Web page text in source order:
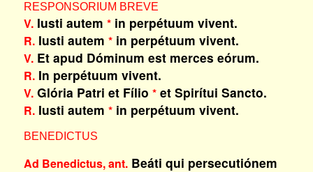
RESPONSORIUM BREVE
V.Iusti autem *in perpétuum vivent.
R.Iusti autem *in perpétuum vivent.
V.Et apud Dóminum est merces eórum.
R.In perpétuum vivent.
V.Glória Patri et Fílio *et Spirítui Sancto.
R.Iusti autem *in perpétuum vivent.
BENEDICTUS
Ad Benedictus, ant. Beáti qui persecutiónem